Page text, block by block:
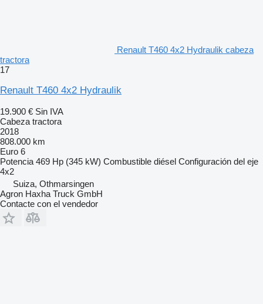
Renault T460 4x2 Hydraulik cabeza
tractora
17
Renault T460 4x2 Hydraulik
19.900 € Sin IVA
Cabeza tractora
2018
808.000 km
Euro 6
Potencia 469 Hp (345 kW) Combustible diésel Configuración del eje
4x2
Suiza, Othmarsingen
Agron Haxha Truck GmbH
Contacte con el vendedor